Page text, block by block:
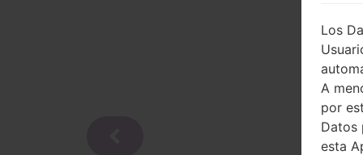
Los
A
por
Datos
esta